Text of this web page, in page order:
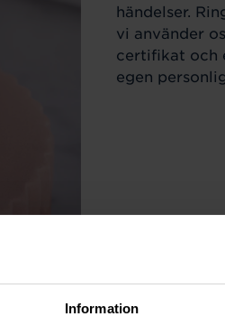
Information
händelser.
vi använder
certifikat och
egen